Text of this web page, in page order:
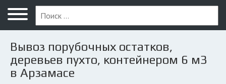
Меню
Главная
Вопрос юристу
Арзамас
Вывоз порубочных остатков,
деревьев пухто, контейнером 6 м3
в Арзамасе